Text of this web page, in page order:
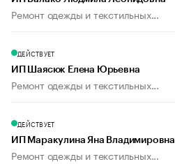
Ремонт одежды и текстильных...
ДЕЙСТВУЕТ
ИП Шаясюк Елена Юрьевна
Ремонт одежды и текстильных...
ДЕЙСТВУЕТ
ИП Маракулина Яна Владимировна
Ремонт одежды и текстильных...